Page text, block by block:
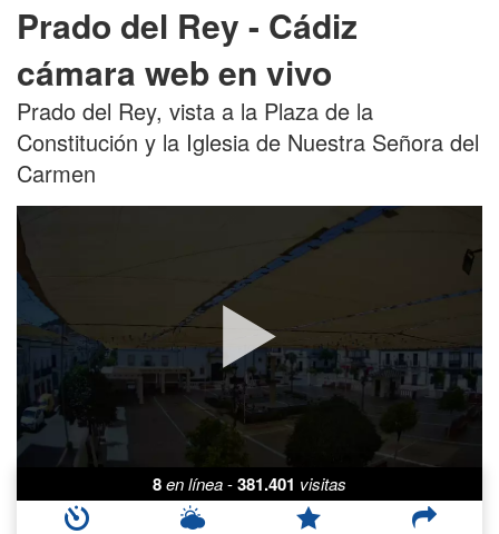
Prado del Rey - Cádiz
cámara web en vivo
Prado del Rey, vista a la Plaza de la
Constitución y la Iglesia de Nuestra Señora del
Carmen
8en línea-381.401 visitas